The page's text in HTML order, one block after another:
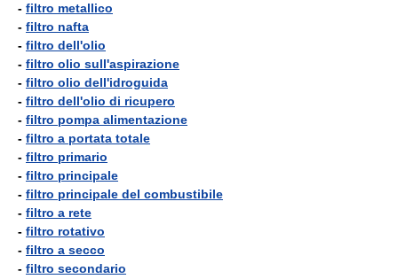
- filtro metallico
- filtro nafta
- filtro dell'olio
- filtro olio sull'aspirazione
- filtro olio dell'idroguida
- filtro dell'olio di ricupero
- filtro pompa alimentazione
- filtro a portata totale
- filtro primario
- filtro principale
- filtro principale del combustibile
- filtro a rete
- filtro rotativo
- filtro a secco
- filtro secondario